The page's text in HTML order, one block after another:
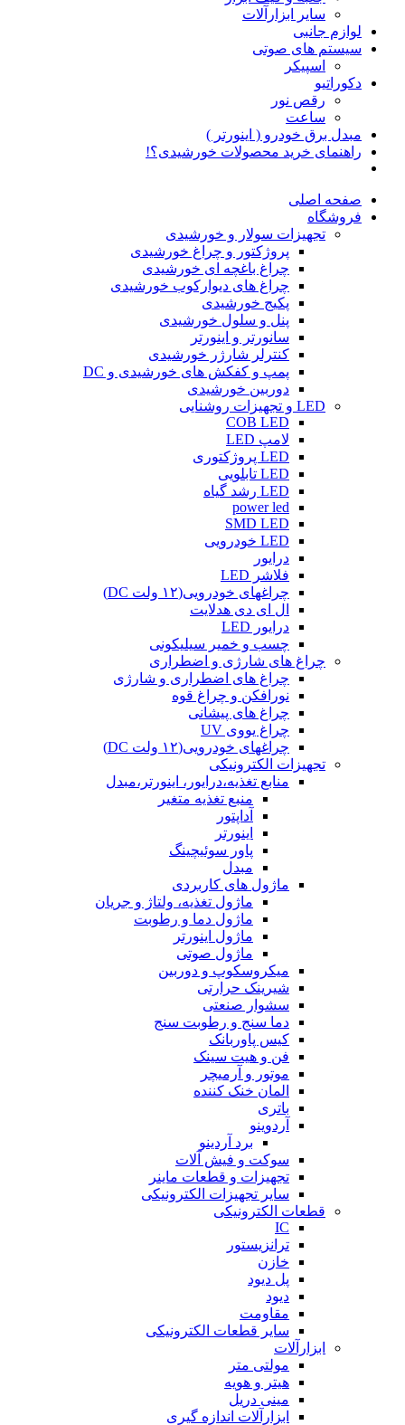
سایر ابزارآلات
لوازم جانبی
سیستم های صوتی
اسپیکر
دکوراتیو
رقص نور
ساعت
مبدل برق خودرو ( اینورتر )
راهنمای خرید محصولات خورشیدی؟!
صفحه اصلی
فروشگاه
تجهیزات سولار و خورشیدی
پروژکتور و چراغ خورشیدی
چراغ باغچه ای خورشیدی
چراغ های دیوارکوب خورشیدی
پکیج خورشیدی
پنل و سلول خورشیدی
سانورتر و اینورتر
کنترلر شارژر خورشیدی
پمپ و کفکش های خورشیدی و DC
دوربین خورشیدی
LED و تجهیزات روشنایی
COB LED
لامپ LED
LED پروژکتوری
LED تابلویی
LED رشد گیاه
power led
SMD LED
LED خودرویی
درایور
فلاشر LED
چراغهای خودرویی(۱۲ ولت DC)
ال ای دی هدلایت
درایور LED
چسب و خمیر سیلیکونی
چراغ های شارژی و اضطراری
چراغ های اضطراری و شارژی
نورافکن و چراغ قوه
چراغ های پیشانی
چراغ یووی UV
چراغهای خودرویی(۱۲ ولت DC)
تجهیزات الکترونیکی
منابع تغذیه،درایور، اینورتر،مبدل
منبع تغذیه متغیر
آداپتور
اینورتر
پاور سوئیچینگ
مبدل
ماژول های کاربردی
ماژول تغذیه، ولتاژ و جریان
ماژول دما و رطوبت
ماژول اینورتر
ماژول صوتی
میکروسکوپ و دوربین
شیرینک حرارتی
سشوار صنعتی
دما سنج و رطوبت سنج
کیس پاوربانک
فن و هیت سینک
موتور و آرمیچر
المان خنک کننده
باتری
آردوینو
برد آردینو
سوکت و فیش آلات
تجهیزات و قطعات ماینر
سایر تجهیزات الکترونیکی
قطعات الکترونیکی
IC
ترانزیستور
خازن
پل دیود
دیود
مقاومت
سایر قطعات الکترونیکی
ابزارآلات
مولتی متر
هیتر و هویه
مینی دریل
ابزارآلات اندازه گیری